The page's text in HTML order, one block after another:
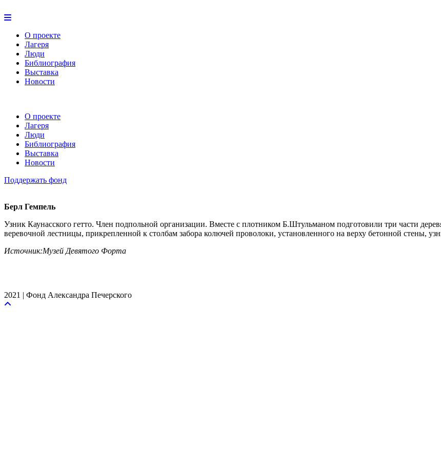
О проекте
Лагеря
Люди
Библиография
Выставка
Новости
О проекте
Лагеря
Люди
Библиография
Выставка
Новости
Поддержать фонд
Берл Гемпель
Узник Каунасского гетто. Член подпольной организации. Вместе с плотником Б.Штульманом подготовили три части
веревочной лестницы, прикрепленной к столбам забора колючей проволоки, установленного на верху бетонной стены,
Источник:Музей Девятого Форта
2021 | Фонд Александра Печерского